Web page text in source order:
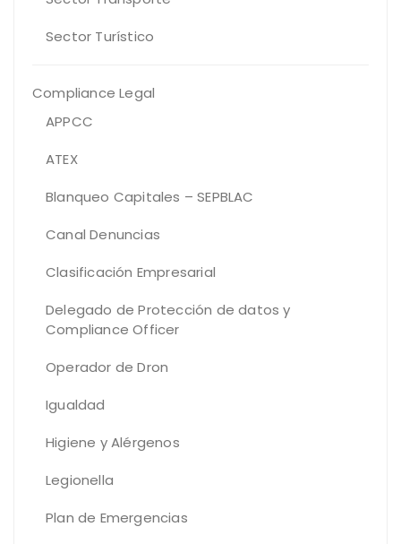
Sector Turístico
Compliance Legal
APPCC
ATEX
Blanqueo Capitales – SEPBLAC
Canal Denuncias
Clasificación Empresarial
Delegado de Protección de datos y
Compliance Officer
Operador de Dron
Igualdad
Higiene y Alérgenos
Legionella
Plan de Emergencias